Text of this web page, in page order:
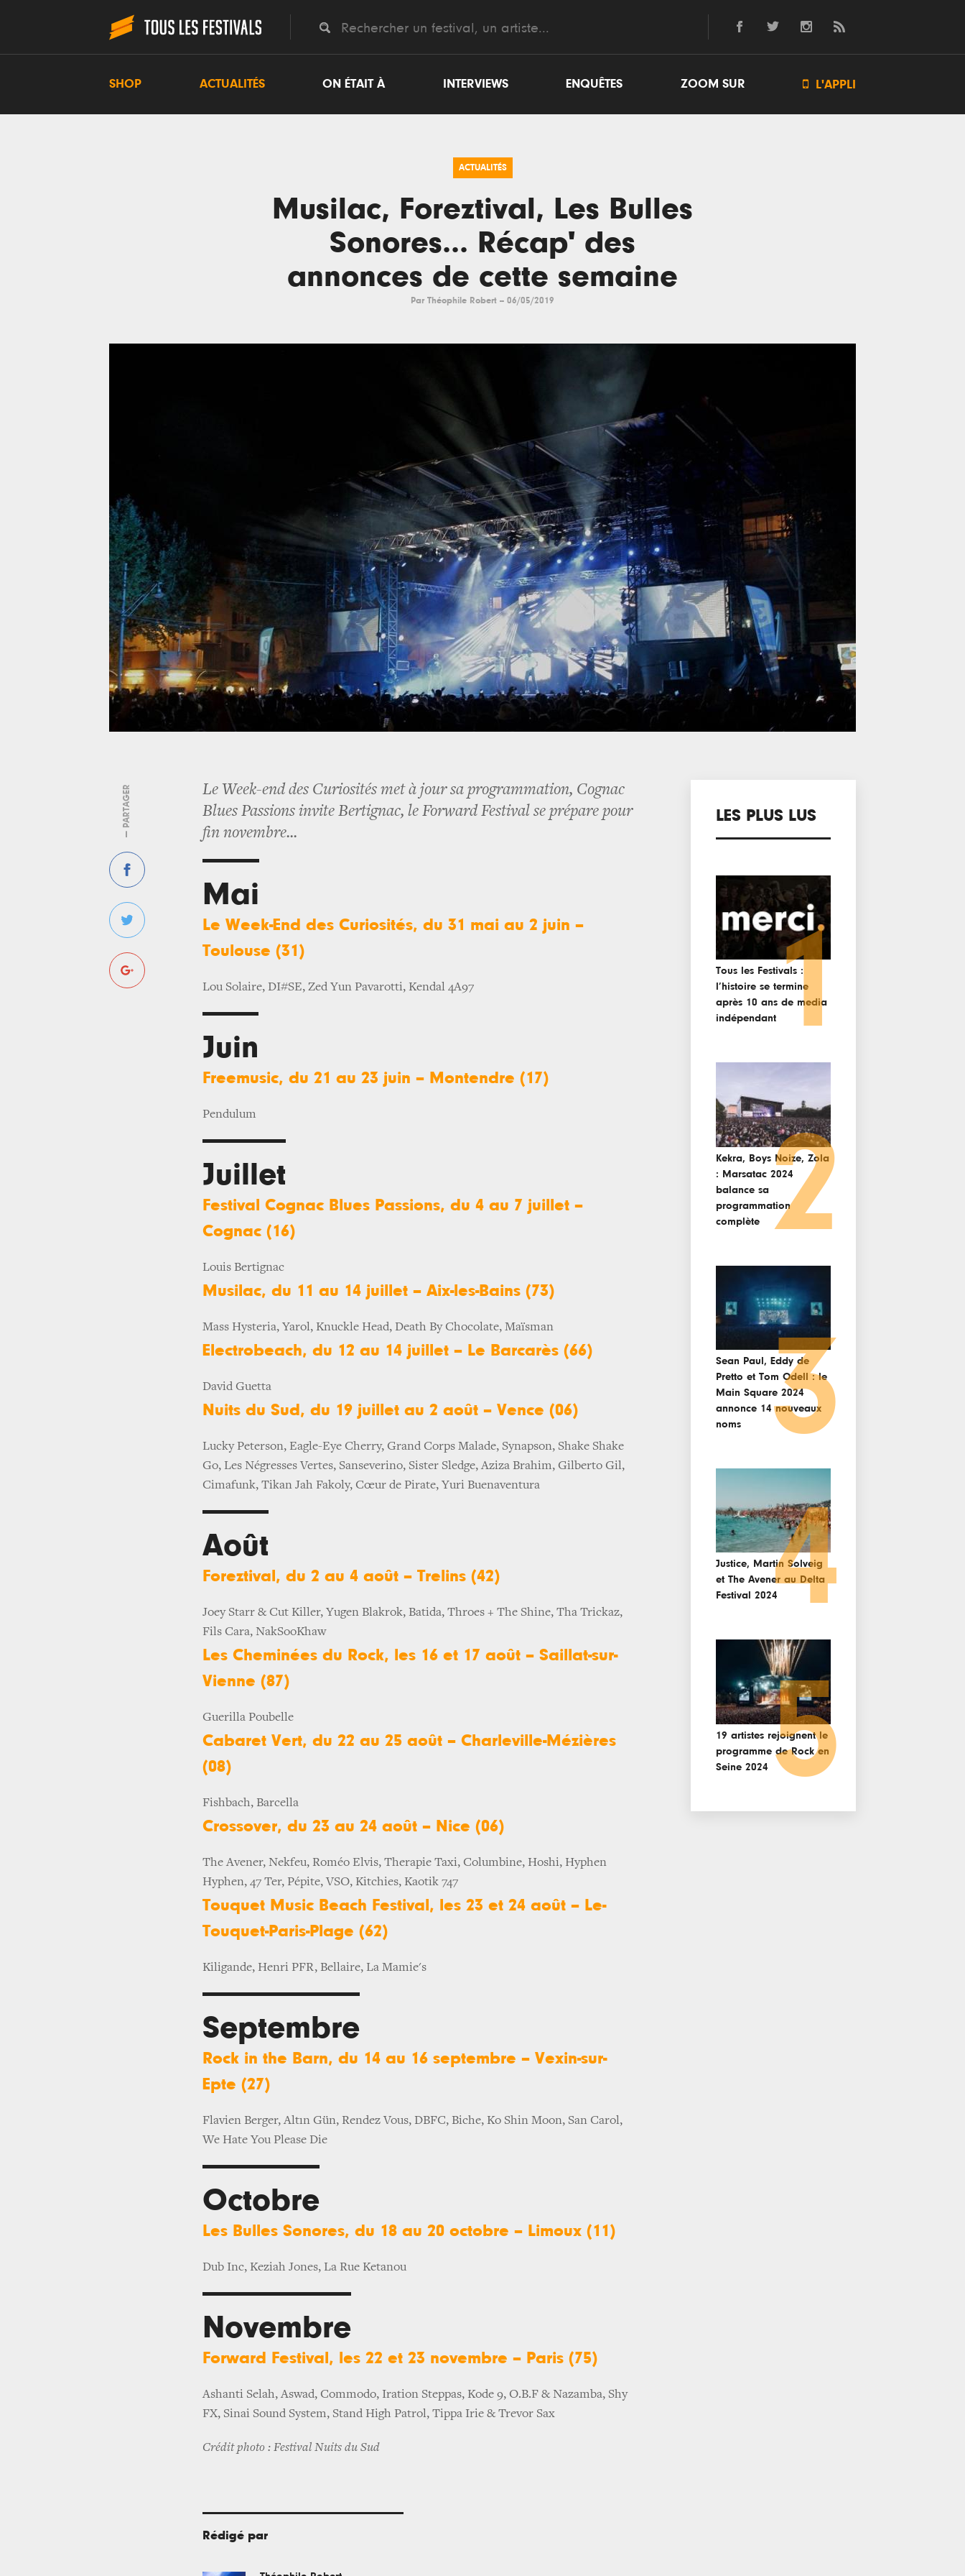
SHOP ACTUALITÉS ON ÉTAIT À INTERVIEWS ENQUÊTES ZOOM SUR  L'APPLI
ACTUALITÉS
Musilac, Foreztival, Les Bulles
Sonores... Récap' des
annonces de cette semaine
Par Théophile Robert -- 06/05/2019
— PARTAGER
Le Week-end des Curiosités met à jour sa programmation, Cognac
Blues Passions invite Bertignac, le Forward Festival se prépare pour
fin novembre...
Mai
Le Week-End des Curiosités, du 31 mai au 2 juin –
Toulouse (31)
Lou Solaire, DI#SE, Zed Yun Pavarotti, Kendal 4A97
Juin
Freemusic, du 21 au 23 juin – Montendre (17)
Pendulum
Juillet
Festival Cognac Blues Passions, du 4 au 7 juillet –
Cognac (16)
Louis Bertignac
Musilac, du 11 au 14 juillet – Aix-les-Bains (73)
Mass Hysteria, Yarol, Knuckle Head, Death By Chocolate, Maïsman
Electrobeach, du 12 au 14 juillet – Le Barcarès (66)
David Guetta
Nuits du Sud, du 19 juillet au 2 août – Vence (06)
Lucky Peterson, Eagle-Eye Cherry, Grand Corps Malade, Synapson, Shake Shake
Go, Les Négresses Vertes, Sanseverino, Sister Sledge, Aziza Brahim, Gilberto Gil,
Cimafunk, Tikan Jah Fakoly, Cœur de Pirate, Yuri Buenaventura
Août
Foreztival, du 2 au 4 août – Trelins (42)
Joey Starr & Cut Killer, Yugen Blakrok, Batida, Throes + The Shine, Tha Trickaz,
Fils Cara, NakSooKhaw
Les Cheminées du Rock, les 16 et 17 août – Saillat-sur-
Vienne (87)
Guerilla Poubelle
Cabaret Vert, du 22 au 25 août – Charleville-Mézières
(08)
Fishbach, Barcella
Crossover, du 23 au 24 août – Nice (06)
The Avener, Nekfeu, Roméo Elvis, Therapie Taxi, Columbine, Hoshi, Hyphen
Hyphen, 47 Ter, Pépite, VSO, Kitchies, Kaotik 747
Touquet Music Beach Festival, les 23 et 24 août – Le-
Touquet-Paris-Plage (62)
Kiligande, Henri PFR, Bellaire, La Mamie's
Septembre
Rock in the Barn, du 14 au 16 septembre – Vexin-sur-
Epte (27)
Flavien Berger, Altın Gün, Rendez Vous, DBFC, Biche, Ko Shin Moon, San Carol,
We Hate You Please Die
Octobre
Les Bulles Sonores, du 18 au 20 octobre – Limoux (11)
Dub Inc, Keziah Jones, La Rue Ketanou
Novembre
Forward Festival, les 22 et 23 novembre – Paris (75)
Ashanti Selah, Aswad, Commodo, Iration Steppas, Kode 9, O.B.F & Nazamba, Shy
FX, Sinai Sound System, Stand High Patrol, Tippa Irie & Trevor Sax
Crédit photo : Festival Nuits du Sud
Rédigé par
LES PLUS LUS
Tous les Festivals :
l’histoire se termine
après 10 ans de media
indépendant1
Kekra, Boys Noize, Zola
: Marsatac 2024
balance sa
programmation
complète
2
Sean Paul, Eddy de
Pretto et Tom Odell : le
Main Square 2024
annonce 14 nouveaux
noms
3
Justice, Martin Solveig
et The Avener au Delta
Festival 20244
19 artistes rejoignent le
programme de Rock en
Seine 2024 5